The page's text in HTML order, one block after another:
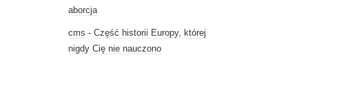
aborcja
cms - Część historii Europy, której
nigdy Cię nie nauczono